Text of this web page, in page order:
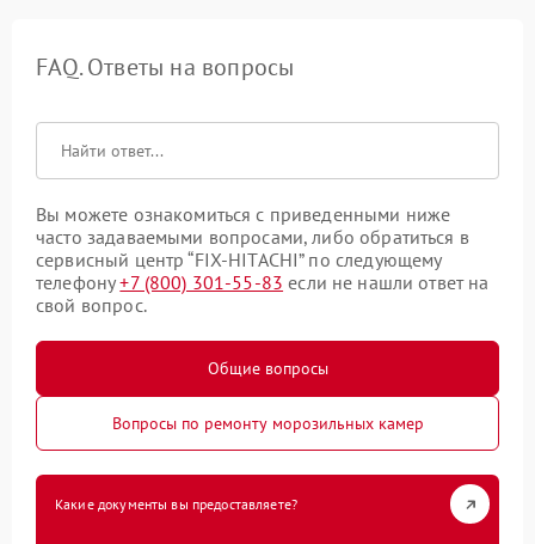
FAQ. Ответы на вопросы
Вы можете ознакомиться с приведенными ниже
часто задаваемыми вопросами, либо обратиться в
сервисный центр “FIX-HITACHI” по следующему
телефону+7 (800) 301-55-83 если не нашли ответ на
свой вопрос.
Общие вопросы
Вопросы по ремонту морозильных камер
Какие документы вы предоставляете?